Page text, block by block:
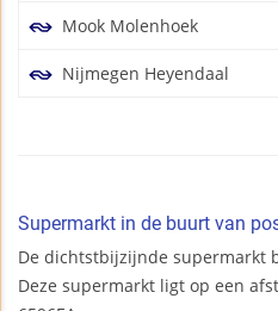
Mook Molenhoek
Nijmegen Heyendaal
Supermarkt in de buurt van
De dichtstbijzijnde supermarkt
Deze supermarkt ligt op een